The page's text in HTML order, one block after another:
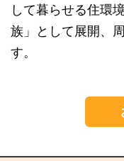
して暮らせる住環
族」として展開、
す。